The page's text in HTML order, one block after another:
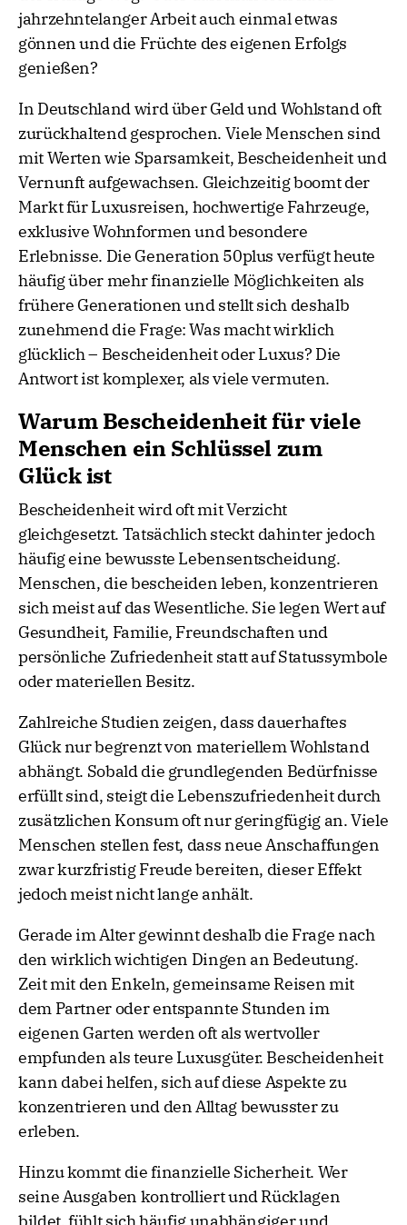
jahrzehntelanger Arbeit auch einmal etwas
gönnen und die Früchte des eigenen Erfolgs
genießen?
In Deutschland wird über Geld und Wohlstand oft
zurückhaltend gesprochen. Viele Menschen sind
mit Werten wie Sparsamkeit, Bescheidenheit und
Vernunft aufgewachsen. Gleichzeitig boomt der
Markt für Luxusreisen, hochwertige Fahrzeuge,
exklusive Wohnformen und besondere
Erlebnisse. Die Generation 50plus verfügt heute
häufig über mehr finanzielle Möglichkeiten als
frühere Generationen und stellt sich deshalb
zunehmend die Frage: Was macht wirklich
glücklich – Bescheidenheit oder Luxus? Die
Antwort ist komplexer, als viele vermuten.
Warum Bescheidenheit für viele
Menschen ein Schlüssel zum
Glück ist
Bescheidenheit wird oft mit Verzicht
gleichgesetzt. Tatsächlich steckt dahinter jedoch
häufig eine bewusste Lebensentscheidung.
Menschen, die bescheiden leben, konzentrieren
sich meist auf das Wesentliche. Sie legen Wert auf
Gesundheit, Familie, Freundschaften und
persönliche Zufriedenheit statt auf Statussymbole
oder materiellen Besitz.
Zahlreiche Studien zeigen, dass dauerhaftes
Glück nur begrenzt von materiellem Wohlstand
abhängt. Sobald die grundlegenden Bedürfnisse
erfüllt sind, steigt die Lebenszufriedenheit durch
zusätzlichen Konsum oft nur geringfügig an. Viele
Menschen stellen fest, dass neue Anschaffungen
zwar kurzfristig Freude bereiten, dieser Effekt
jedoch meist nicht lange anhält.
Gerade im Alter gewinnt deshalb die Frage nach
den wirklich wichtigen Dingen an Bedeutung.
Zeit mit den Enkeln, gemeinsame Reisen mit
dem Partner oder entspannte Stunden im
eigenen Garten werden oft als wertvoller
empfunden als teure Luxusgüter. Bescheidenheit
kann dabei helfen, sich auf diese Aspekte zu
konzentrieren und den Alltag bewusster zu
erleben.
Hinzu kommt die finanzielle Sicherheit. Wer
seine Ausgaben kontrolliert und Rücklagen